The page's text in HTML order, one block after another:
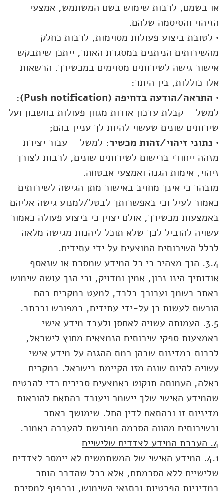
או בשמם, לרבות שימוש בשם המשתמש, אמצעי
הזיהוי והסיסמה שלהם.
• לטובת ביצוע פעולות מסוימות, לרבות כחלק
מהשירותים הניתנים במסגרת האתר, ייתכן שיתבקש
אישור גישה לשירותים מסוימים במכשירך. הרשאות
אלו כוללות, בין היתר:
• התראה/הודעה בדחיפה (Push notification):
למשל – קבלת עדכון אודות מגוון פעולות בחשבון ועל
שירותים שונים שעשוי להיות לך עניין בהם;
• נתוני זיהוי/זהות מכשיר: למשל – עבור יצירת
מזהה ייחודי ברישום לשירותים שונים, לרבות לצורך
זיהוי, אימות הגנה ואמצעי אבטחה.
מובהר כי אינך מחויב באישור מתן הגישה לשירותים
כאמור לעיל וכי באפשרותך לבטל/למנוע גישה אליהם
באמצעות מכשירך, אולם יצוין כי ביצוע פעולה כאמור
עשויה להוביל לכך שלא תוכל ליהנות מגישה מלאה
לכלל השירותים המוצעים על ידי עתידים.
3.4. הנך מצהיר כי כל המידע שמסרת או שנאסף
אודותיך הינו נכון, אמין ומדויק, וכי הנך עושה שימוש
באתר בשמך ועבורך בלבד, למעט במקרים בהם
הורשת לעשות כן על-ידי עתידים, במפורש ובכתב.
3.5. העמותה עשויה לאחסן ולעבד מידע אישי
באמצעות ספקי שירותים הנמצאים מחוץ לישראל,
לרבות במדינות שבהן רמת ההגנה על מידע אישי
עשויה להיות שונה מזו הקיימת בישראל. במקרים
כאלה, העמותה תנקוט באמצעים סבירים כדי להבטיח
שהמידע האישי שלך יישמר ויעובד בהתאם להוראות
מדיניות זו ובהתאם לדין החל. שימושך באתר
ובשירותים מהווה הסכמה מפורשת להעברה כאמור.
4. העברת המידע לצדדים שלישיים
4.1. המידע האישי של המשתמשים לא יימסר לצדדים
שלישיים ללא הסכמתם, אלא ככל שהדבר הותר
במדיניות הפרטיות ובתנאי השימוש, ובכפוף למסירת